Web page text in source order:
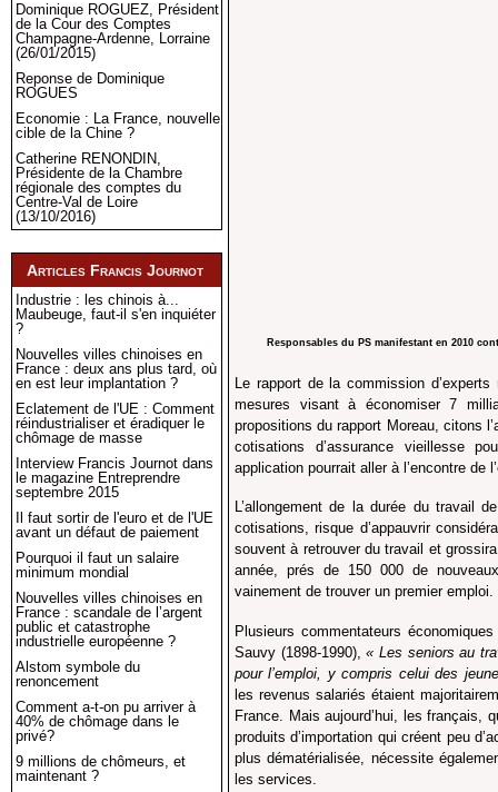
Dominique ROGUEZ, Président
de la Cour des Comptes
Champagne-Ardenne, Lorraine
(26/01/2015)
Reponse de Dominique
ROGUES
Economie : La France, nouvelle
cible de la Chine ?
Catherine RENONDIN,
Présidente de la Chambre
régionale des comptes du
Centre-Val de Loire
(13/10/2016)
Articles Francis Journot
Industrie : les chinois à...
Maubeuge, faut-il s'en inquiéter
?
Nouvelles villes chinoises en
France : deux ans plus tard, où
en est leur implantation ?
Eclatement de l'UE : Comment
réindustrialiser et éradiquer le
chômage de masse
Interview Francis Journot dans
le magazine Entreprendre
septembre 2015
Il faut sortir de l'euro et de l'UE
avant un défaut de paiement
Pourquoi il faut un salaire
minimum mondial
Nouvelles villes chinoises en
France : scandale de l’argent
public et catastrophe
industrielle européenne ?
Alstom symbole du
renoncement
Comment a-t-on pu arriver à
40% de chômage dans le
privé?
9 millions de chômeurs, et
maintenant ?
Responsables du PS manifestant en
Le rapport de la commission
mesures visant à économiser 7
propositions du rapport Moreau, citons
cotisations d’assurance vieillesse
application pourrait aller à l’encontre de
L’allongement de la durée du travail
cotisations, risque d’appauvrir
souvent à retrouver du travail et
année, prés de 150 000 de
vainement de trouver un premier emploi.
Plusieurs commentateurs
Sauvy (1898-1990),« Les seniors au
pour l’emploi, y compris celui des
les revenus salariés étaient
France. Mais aujourd’hui, les français,
produits d’importation qui créent peu
plus dématérialisée, nécessite
les services.